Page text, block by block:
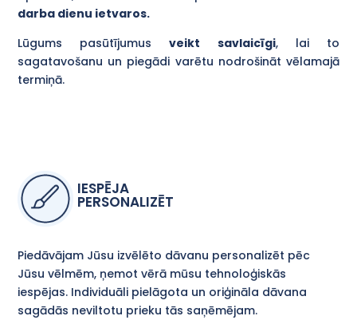
darba dienu ietvaros.
Lūgums pasūtījumusveikt savlaicīgi, lai to
sagatavošanu un piegādi varētu nodrošināt vēlamajā
termiņā.
IESPĒJA
PERSONALIZĒT
Piedāvājam Jūsu izvēlēto dāvanu personalizēt pēc
Jūsu vēlmēm, ņemot vērā mūsu tehnoloģiskās
iespējas. Individuāli pielāgota un oriģināla dāvana
sagādās neviltotu prieku tās saņēmējam.